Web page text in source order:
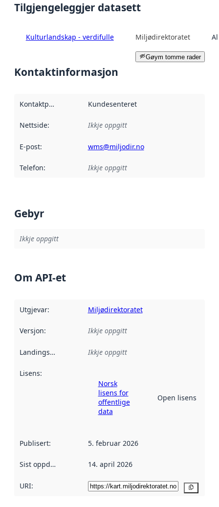
Tilgjengeleggjer datasett
Kulturlandskap - verdifulle Miljødirektoratet
Gøym tomme rader
Kontaktinformasjon
Kontaktpunkt Kundesenteret
Nettside: Ikkje oppgitt
E-post: wms@miljodir.no
Telefon: Ikkje oppgitt
Gebyr
Ikkje oppgitt
Om API-et
Utgjevar: Miljødirektoratet
Versjon: Ikkje oppgitt
Landingsside Ikkje oppgitt
Lisens:
Norsk
lisens for
offentlige
data
Open lisens
Publisert: 5. februar 2026
Sist oppdatert 14. april 2026
URI: